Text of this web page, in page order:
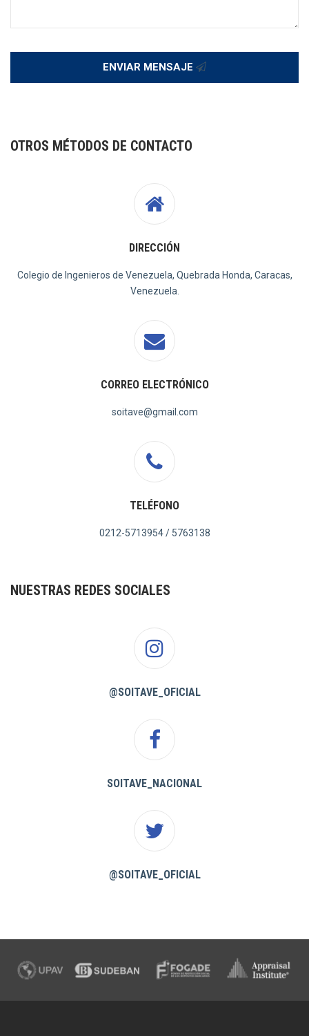
ENVIAR MENSAJE
OTROS MÉTODOS DE CONTACTO
DIRECCIÓN
Colegio de Ingenieros de Venezuela, Quebrada Honda, Caracas,
Venezuela.
CORREO ELECTRÓNICO
soitave@gmail.com
TELÉFONO
0212-5713954 / 5763138
NUESTRAS REDES SOCIALES
@SOITAVE_OFICIAL
SOITAVE_NACIONAL
@SOITAVE_OFICIAL